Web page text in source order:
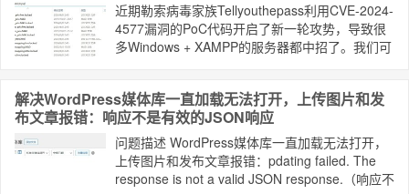
近期勒索病毒家族Tellyouthepass利用CVE-2024-
4577漏洞的PoC代码开启了新一轮攻势，导致很
多Windows + XAMPP的服务器都中招了。我们可
解决WordPress媒体库一直加载无法打开，上传图片和发
布文章报错：响应不是有效的JSON响应
问题描述 WordPress媒体库一直加载无法打开，
上传图片和发布文章报错：pdating failed. The
response is not a valid JSON response.（响应不